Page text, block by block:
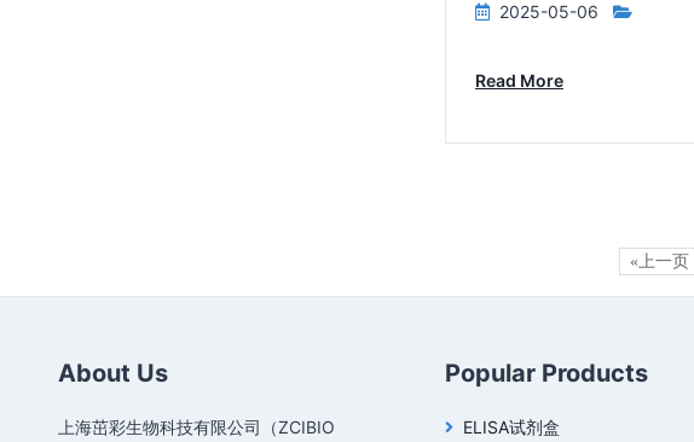
2025-05-06
Read More
«上一页
About Us
上海茁彩生物科技有限公司（ZCIBIO
Popular Products
ELISA试剂盒